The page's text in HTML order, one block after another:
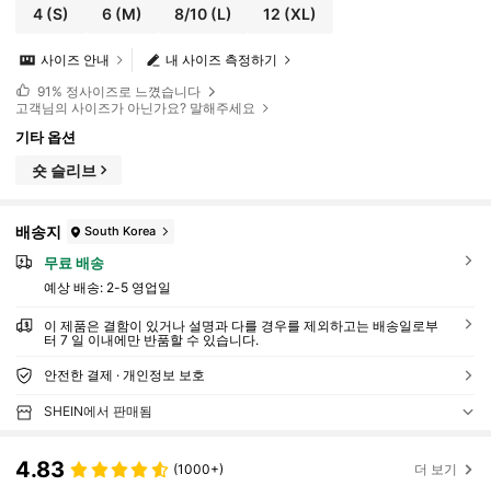
4 (S) 6 (M) 8/10(L) 12 (XL)
내 사이즈 측정하기
사이즈 안내
91% 정사이즈로 느꼈습니다
고객님의 사이즈가 아닌가요? 말해주세요
기타 옵션
숏 슬리브
배송지 South Korea
무료 배송
예상 배송: 2-5 영업일
이 제품은 결함이 있거나 설명과 다를 경우를 제외하고는 배송일로부
터 7 일 이내에만 반품할 수 있습니다.
안전한 결제 · 개인정보 보호
SHEIN에서 판매됨
4.83 (1000+) 더 보기